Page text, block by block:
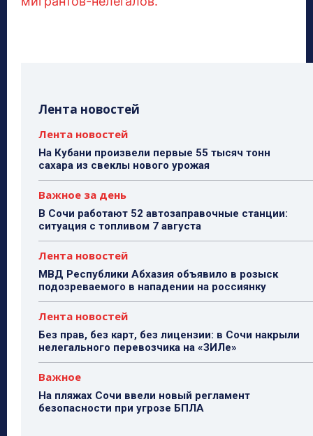
Лента новостей
Лента новостей
На Кубани произвели первые 55 тысяч тонн
сахара из свеклы нового урожая
Важное за день
В Сочи работают 52 автозаправочные станции:
ситуация с топливом 7 августа
Лента новостей
МВД Республики Абхазия объявило в розыск
подозреваемого в нападении на россиянку
Лента новостей
Без прав, без карт, без лицензии: в Сочи накрыли
нелегального перевозчика на «ЗИЛе»
Важное
На пляжах Сочи ввели новый регламент
безопасности при угрозе БПЛА